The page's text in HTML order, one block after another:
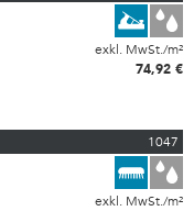
exkl. MwSt./m²
74,92 €
1047
exkl. MwSt./m²